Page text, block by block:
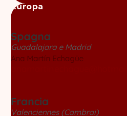
Europa
Spagna
Guadalajara e Madrid
Ana Martín Echagüe
Francia
Valenciennes (Cambrai)